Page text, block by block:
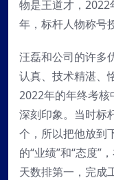
物是王道才，
年，标杆人物称号
汪磊和公司的许多
认真、技术精湛、
2022年的年终考核
深刻印象。当时标
个，所以把他放到
的“业绩”和“态度”
天数排第一，完成